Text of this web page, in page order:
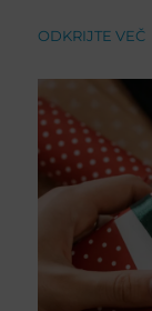
ODKRIJTE VEČ